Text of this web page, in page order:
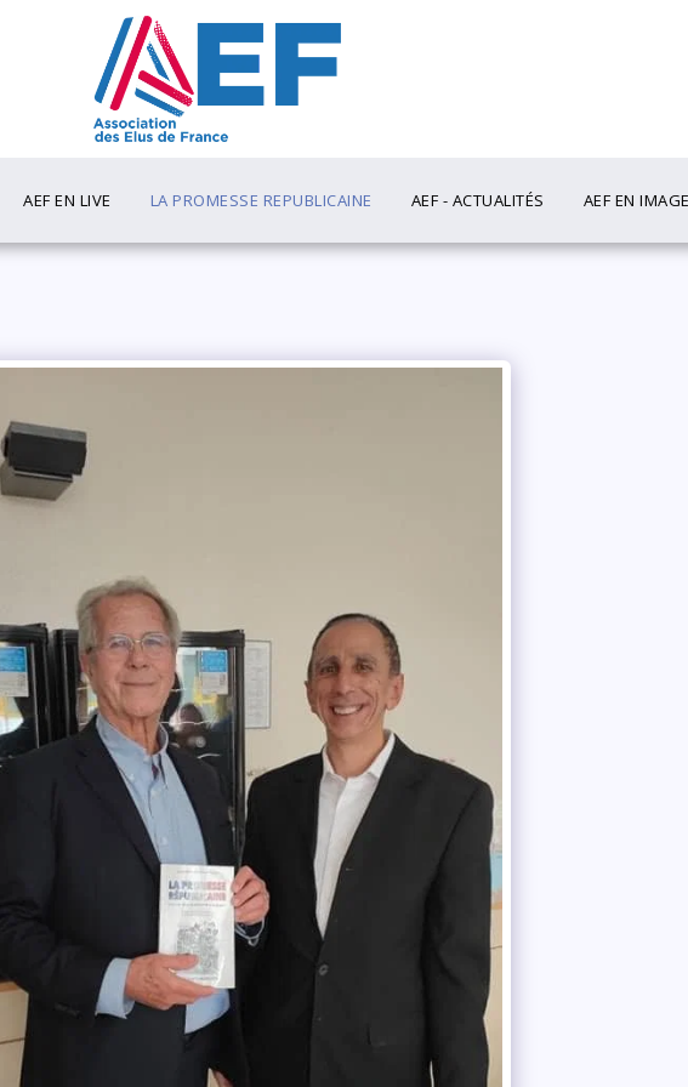
AEF EN LIVE LA PROMESSE REPUBLICAINE AEF - ACTUALITÉS AEF EN IMAGE